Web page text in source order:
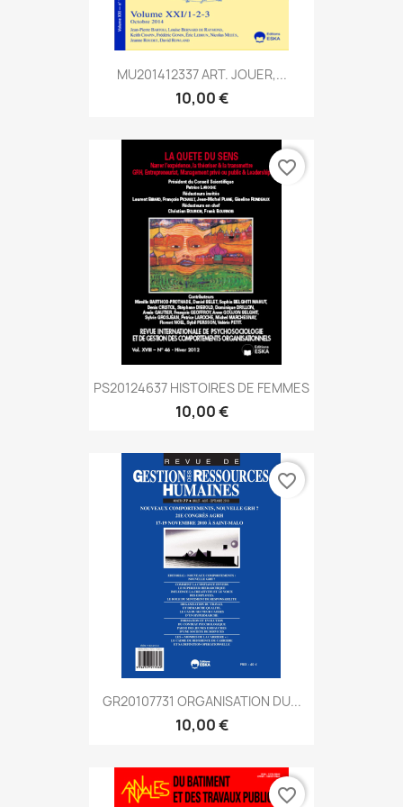
MU201412337 ART. JOUER,...
10,00 €
PS20124637 HISTOIRES DE FEMMES
10,00 €
favorite_border
GR20107731 ORGANISATION DU...
10,00 €
favorite_border
favorite_border